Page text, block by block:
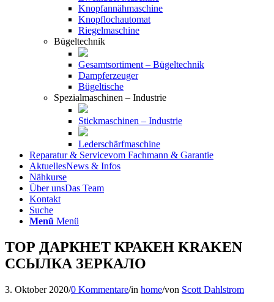
Knopfannähmaschine
Knopflochautomat
Riegelmaschine
Bügeltechnik
Gesamtsortiment – Bügeltechnik
Dampferzeuger
Bügeltische
Spezialmaschinen – Industrie
Stickmaschinen – Industrie
Lederschärfmaschine
Reparatur & Servicevom Fachmann & Garantie
AktuellesNews & Infos
Nähkurse
Über unsDas Team
Kontakt
Suche
Menü Menü
ТОР ДАРКНЕТ КРАКЕН KRAKEN
ССЫЛКА ЗЕРКАЛО
3. Oktober 2020/0 Kommentare/in home/von Scott Dahlstrom